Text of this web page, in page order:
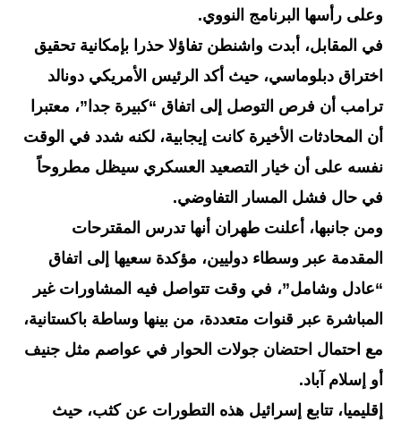
وعلى رأسها البرنامج النووي.
في المقابل، أبدت واشنطن تفاؤلا حذرا بإمكانية تحقيق
اختراق دبلوماسي، حيث أكد الرئيس الأمريكي دونالد
ترامب أن فرص التوصل إلى اتفاق “كبيرة جدا”، معتبرا
أن المحادثات الأخيرة كانت إيجابية، لكنه شدد في الوقت
نفسه على أن خيار التصعيد العسكري سيظل مطروحاً
في حال فشل المسار التفاوضي.
ومن جانبها، أعلنت طهران أنها تدرس المقترحات
المقدمة عبر وسطاء دوليين، مؤكدة سعيها إلى اتفاق
“عادل وشامل”، في وقت تتواصل فيه المشاورات غير
المباشرة عبر قنوات متعددة، من بينها وساطة باكستانية،
مع احتمال احتضان جولات الحوار في عواصم مثل جنيف
أو إسلام آباد.
إقليميا، تتابع إسرائيل هذه التطورات عن كثب، حيث